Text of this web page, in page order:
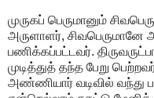
முருகப் பெருமானும்
அருளாளர், சிவபெருமானே
பணிக்கப்பட்டவர்.
முடித்துத் தந்த பேறு
அண்ணியார் வடிவில் வந்து